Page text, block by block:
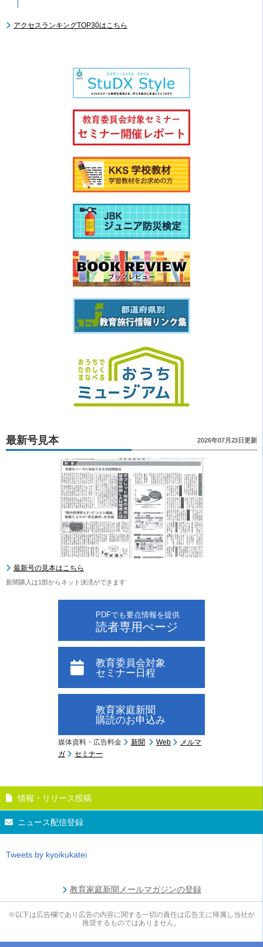
アクセスランキングTOP30はこちら
最新号見本 2026年07月23日更新
最新号の見本はこちら
新聞購入は1部からネット決済ができます
PDFでも要点情報を提供
読者専用ぺージ
教育委員会対象
セミナー日程
教育家庭新聞
購読のお申込み
媒体資料・広告料金 新聞 Web
メルマ
ガ
セミナー
情報・リリース投稿
ニュース配信登録
Tweets by kyoikukatei
教育家庭新聞メールマガジンの登録
※以下は広告欄であり広告の内容に関する一切の責任は広告主に帰属し当社が
推奨するものではありません。